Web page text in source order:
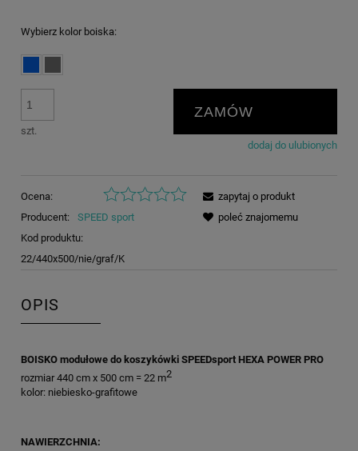
Wybierz kolor boiska:
szt.
ZAMÓW
dodaj do ulubionych
Ocena:
Producent:
SPEED sport
Kod produktu:
22/440x500/nie/graf/K
zapytaj o produkt
poleć znajomemu
OPIS
BOISKO modułowe do koszykówki SPEEDsport HEXA POWER PRO
rozmiar 440 cm x 500 cm = 22 m2
kolor: niebiesko-grafitowe
NAWIERZCHNIA: